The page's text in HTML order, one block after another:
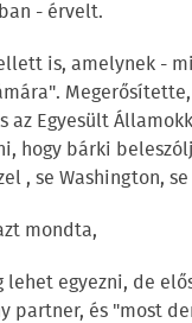
- érvelt.
is, amelynek -
az Egyesült
hogy bárki
, se Washington,
mondta,
egyezni, de
partner, és "most